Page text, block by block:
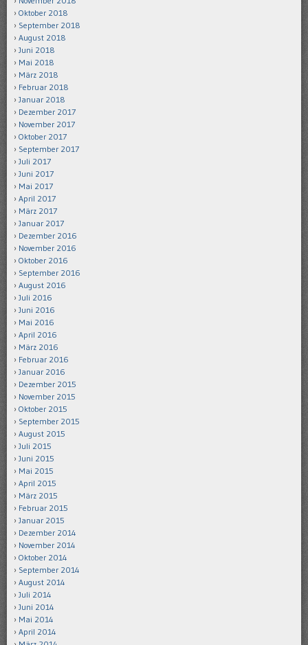
Oktober 2018
September 2018
August 2018
Juni 2018
Mai 2018
März 2018
Februar 2018
Januar 2018
Dezember 2017
November 2017
Oktober 2017
September 2017
Juli 2017
Juni 2017
Mai 2017
April 2017
März 2017
Januar 2017
Dezember 2016
November 2016
Oktober 2016
September 2016
August 2016
Juli 2016
Juni 2016
Mai 2016
April 2016
März 2016
Februar 2016
Januar 2016
Dezember 2015
November 2015
Oktober 2015
September 2015
August 2015
Juli 2015
Juni 2015
Mai 2015
April 2015
März 2015
Februar 2015
Januar 2015
Dezember 2014
November 2014
Oktober 2014
September 2014
August 2014
Juli 2014
Juni 2014
Mai 2014
April 2014